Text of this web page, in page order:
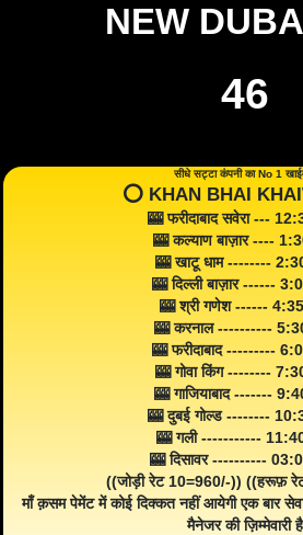
NEW
46
सीधे सट्टा कंपनी का No 1
⭕️ KHAN BHAI
🎰 फरीदाबाद सवेरा ---
🎰 कल्याण बाज़ार ----
🎰 खाटू धाम --------
🎰 दिल्ली बाज़ार ------
🎰 श्री गणेश ------
🎰 करनाल ----------
🎰 फरीदाबाद ---------
🎰 गोवा किंग --------
🎰 गाजियाबाद -------
🎰 दुबई गोल्ड --------
🎰 गली -----------
🎰 दिसावर ----------
((जोड़ी रेट 10=960/-)) ((हरूफ़
माँ क़सम पेमेंट में कोई दिक्कत नहीं आयेगी एक बार
मैनेजर की ज़िम्मेवारी है